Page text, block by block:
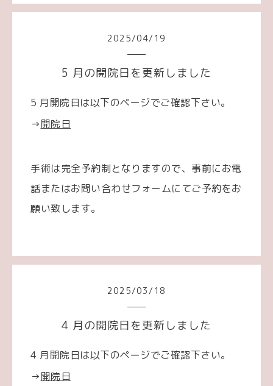
2025/04/ 19
5 月の開院日を更新しました
5 月開院日は以下のページでご確認下さい。
→開院日
手術は完全予約制となりますので、事前にお電
話またはお問い合わせフォームにてご予約をお
願い致します。
2025/03/ 18
4 月の開院日を更新しました
4 月開院日は以下のページでご確認下さい。
→開院日